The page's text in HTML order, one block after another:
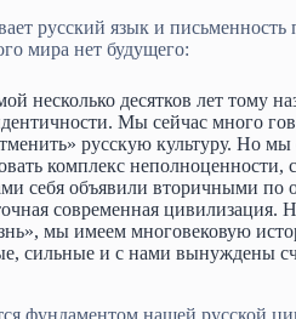
русский язык и
мира нет будущего:
несколько десятков лет тому
Мы сейчас много
русскую культуру. Но мы
комплекс неполноценности,
себя объявили вторичными по
современная цивилизация.
мы имеем многовековую
сильные и с нами вынуждены
фундаментом нашей русской